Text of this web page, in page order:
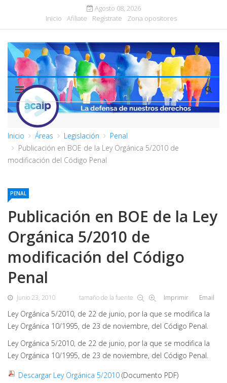
Agosto 08, 2026
Inicio
Afiliate Regístrate Zona opositores
Inicio Áreas Legislación
Penal
Publicación en BOE de la Ley Orgánica 5/2010 de
modificación del Código Penal
PENAL
Publicación en BOE de la Ley
Orgánica 5/2010 de
modificación del Código
Penal
Junio 23, 2010 tamaño de la fuente Imprimir Email
Ley Orgánica 5/2010, de 22 de junio, por la que se modifica la
Ley Orgánica 10/1995, de 23 de noviembre, del Código Penal.
Ley Orgánica 5/2010, de 22 de junio, por la que se modifica la
Ley Orgánica 10/1995, de 23 de noviembre, del Código Penal.
Descargar Ley Orgánica 5/2010 (Documento PDF)